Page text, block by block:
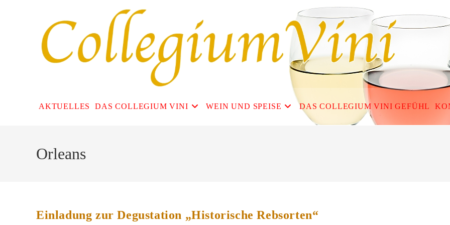
AKTUELLES DAS COLLEGIUM VINI WEIN UND SPEISE DAS COLLEGIUM VINI GEFÜHL
Orleans
Einladung zur Degustation „Historische Rebsorten“